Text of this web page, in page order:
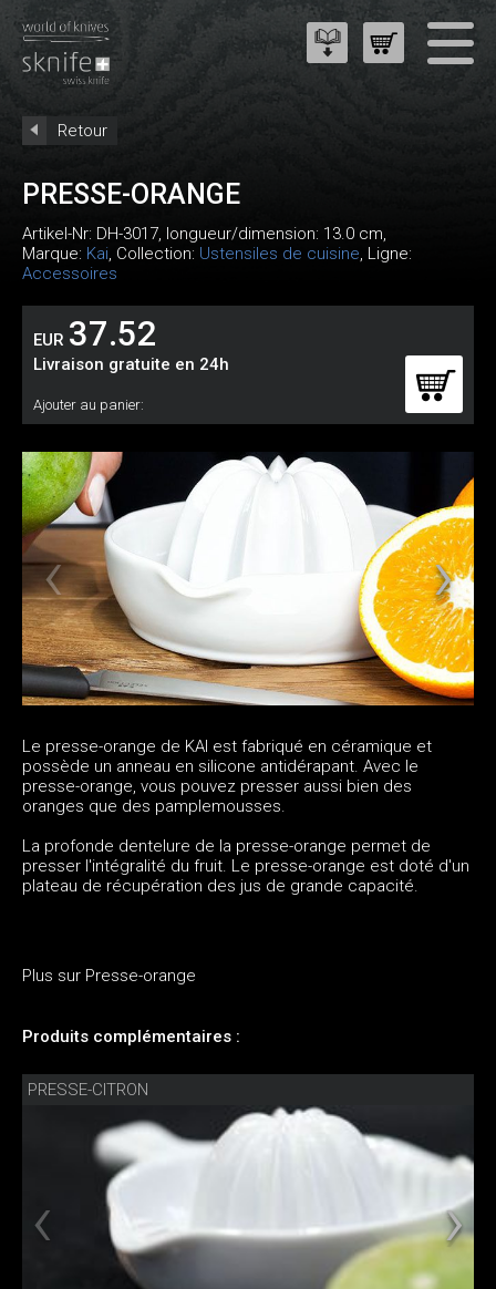
Retour
PRESSE-ORANGE
Artikel-Nr: DH-3017, longueur/dimension: 13.0 cm,
Marque: Kai, Collection: Ustensiles de cuisine, Ligne:
Accessoires
EUR 37.52
Livraison gratuite en 24h
Ajouter au panier:
Le presse-orange de KAI est fabriqué en céramique et
possède un anneau en silicone antidérapant. Avec le
presse-orange, vous pouvez presser aussi bien des
oranges que des pamplemousses.
La profonde dentelure de la presse-orange permet de
presser l'intégralité du fruit. Le presse-orange est doté d'un
plateau de récupération des jus de grande capacité.
Plus sur Presse-orange
Produits complémentaires :
PRESSE-CITRON